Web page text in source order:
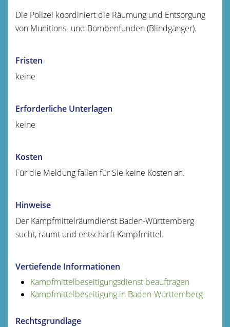
Die Polizei koordiniert die Räumung und Entsorgung
von Munitions- und Bombenfunden (Blindgänger).
Fristen
keine
Erforderliche Unterlagen
keine
Kosten
Für die Meldung fallen für Sie keine Kosten an.
Hinweise
Der Kampfmittelräumdienst Baden-Württemberg
sucht, räumt und entschärft Kampfmittel.
Vertiefende Informationen
Kampfmittelbeseitigungsdienst beauftragen
Kampfmittelbeseitigung in Baden-Württemberg
Rechtsgrundlage